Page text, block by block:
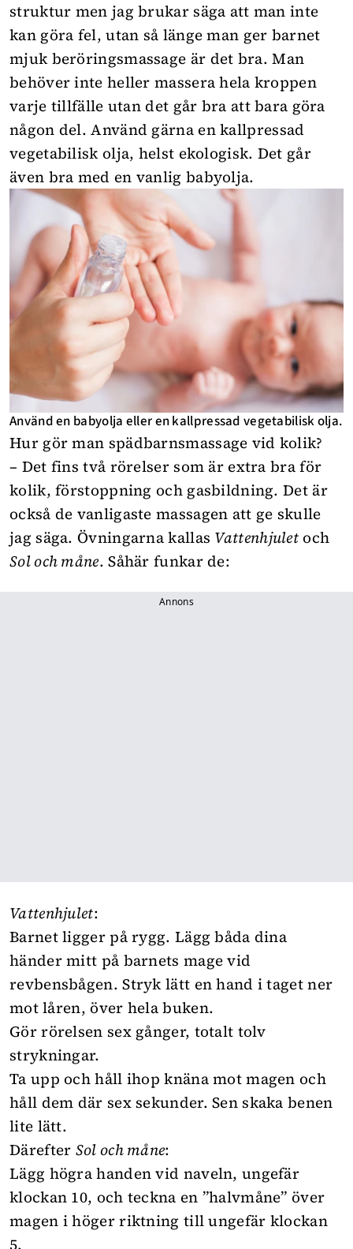
struktur men jag brukar säga att man inte
kan göra fel, utan så länge man ger barnet
mjuk beröringsmassage är det bra. Man
behöver inte heller massera hela kroppen
varje tillfälle utan det går bra att bara göra
någon del. Använd gärna en kallpressad
vegetabilisk olja, helst ekologisk. Det går
även bra med en vanlig babyolja.
Använd en babyolja eller en kallpressad vegetabilisk olja.
Hur gör man spädbarnsmassage vid kolik?
– Det fins två rörelser som är extra bra för
kolik, förstoppning och gasbildning. Det är
också de vanligaste massagen att ge skulle
jag säga. Övningarna kallas Vattenhjulet och
Sol och måne. Såhär funkar de:
Annons
Vattenhjulet:
Barnet ligger på rygg. Lägg båda dina
händer mitt på barnets mage vid
revbensbågen. Stryk lätt en hand i taget ner
mot låren, över hela buken.
Gör rörelsen sex gånger, totalt tolv
strykningar.
Ta upp och håll ihop knäna mot magen och
håll dem där sex sekunder. Sen skaka benen
lite lätt.
Därefter Sol och måne:
Lägg högra handen vid naveln, ungefär
klockan 10, och teckna en ”halvmåne” över
magen i höger riktning till ungefär klockan
5.